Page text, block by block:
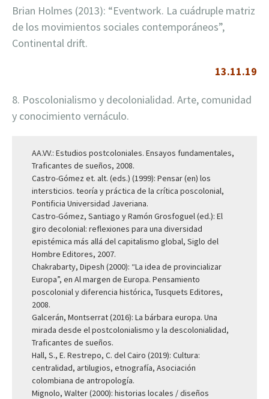
Brian Holmes (2013): “Eventwork. La cuádruple matriz
de los movimientos sociales contemporáneos”,
Continental drift.
13.11.19
8. Poscolonialismo y decolonialidad. Arte, comunidad
y conocimiento vernáculo.
AA.VV.: Estudios postcoloniales. Ensayos fundamentales,
Traficantes de sueños, 2008.
Castro-Gómez et. alt. (eds.) (1999): Pensar (en) los
intersticios. teoría y práctica de la crítica poscolonial,
Pontificia Universidad Javeriana.
Castro-Gómez, Santiago y Ramón Grosfoguel (ed.): El
giro decolonial: reflexiones para una diversidad
epistémica más allá del capitalismo global, Siglo del
Hombre Editores, 2007.
Chakrabarty, Dipesh (2000): “La idea de provincializar
Europa”, en Al margen de Europa. Pensamiento
poscolonial y diferencia histórica, Tusquets Editores,
2008.
Galcerán, Montserrat (2016): La bárbara europa. Una
mirada desde el postcolonialismo y la descolonialidad,
Traficantes de sueños.
Hall, S., E. Restrepo, C. del Cairo (2019): Cultura:
centralidad, artilugios, etnografía, Asociación
colombiana de antropología.
Mignolo, Walter (2000): historias locales / diseños